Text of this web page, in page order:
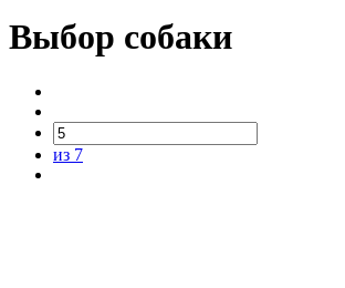
Выбор собаки
из 7